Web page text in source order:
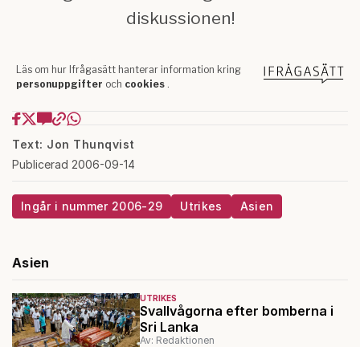
Text: Jon Thunqvist
Publicerad 2006-09-14
Ingår i nummer 2006-29 Utrikes Asien
Asien
UTRIKES
Svallvågorna efter bomberna i
Sri Lanka
Av: Redaktionen